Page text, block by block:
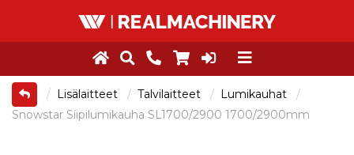
Lisälaitteet Talvilaitteet
Lumikauhat
Snowstar Siipilumikauha SL1700/2900 1700/2900mm